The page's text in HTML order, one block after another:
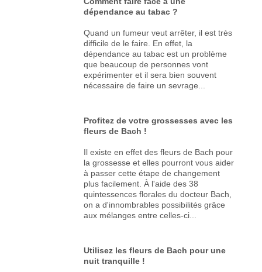
dépendance au tabac ?
Quand un fumeur veut arrêter, il est très
difficile de le faire. En effet, la
dépendance au tabac est un problème
que beaucoup de personnes vont
expérimenter et il sera bien souvent
nécessaire de faire un sevrage...
Profitez de votre grossesses avec les
fleurs de Bach !
Il existe en effet des fleurs de Bach pour
la grossesse et elles pourront vous aider
à passer cette étape de changement
plus facilement. À l'aide des 38
quintessences florales du docteur Bach,
on a d'innombrables possibilités grâce
aux mélanges entre celles-ci...
Utilisez les fleurs de Bach pour une
nuit tranquille !